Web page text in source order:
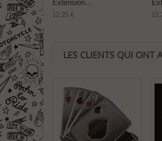
Extension...
12,25 €
LES CLIENTS QUI ONT